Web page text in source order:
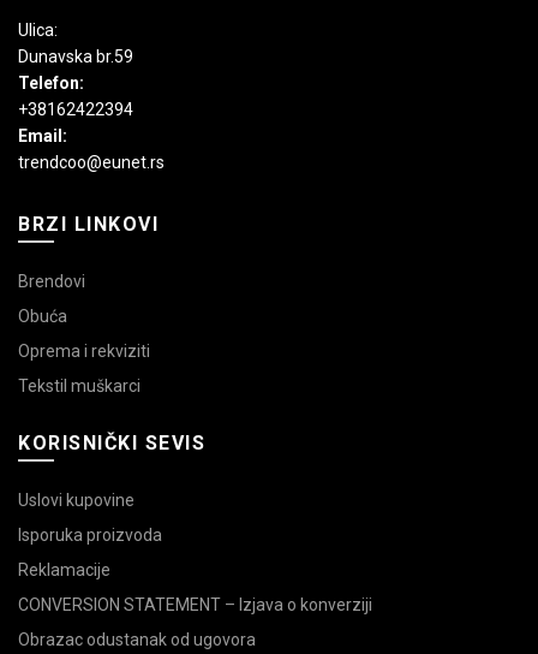
Ulica:
Dunavska br.59
Telefon:
+38162422394
Email:
trendcoo@eunet.rs
BRZI LINKOVI
Brendovi
Obuća
Oprema i rekviziti
Tekstil muškarci
KORISNIČKI SEVIS
Uslovi kupovine
Isporuka proizvoda
Reklamacije
CONVERSION STATEMENT – Izjava o konverziji
Obrazac odustanak od ugovora